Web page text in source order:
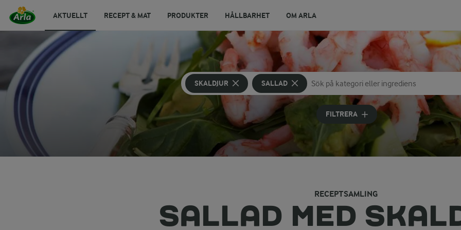
AKTUELLT RECEPT & MAT PRODUKTER HÅLLBARHET OM ARLA
SKALDJUR SALLAD
Sök på kategori eller ingrediens
Skriv in sökord för att få förslag
FILTRERA
RECEPTSAMLING
SALLAD MED